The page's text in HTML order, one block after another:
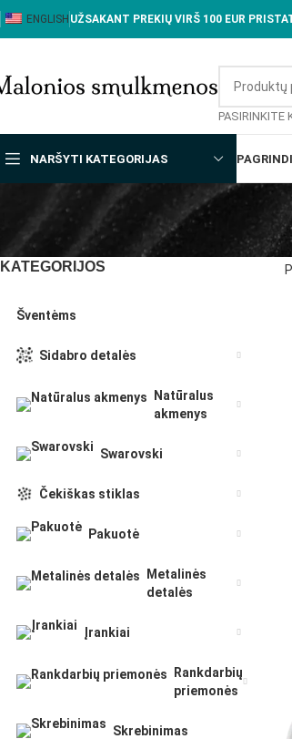
ENGLISH UŽSAKANT PREKIŲ VIRŠ 100 EUR
PASIRINKITE
NARŠYTI KATEGORIJAS
KATEGORIJOS
Šventėms
Sidabro detalės
Natūralus
akmenys
Swarovski
Čekiškas stiklas
Pakuotė
Metalinės
detalės
Įrankiai
Rankdarbių
priemonės
Skrebinimas